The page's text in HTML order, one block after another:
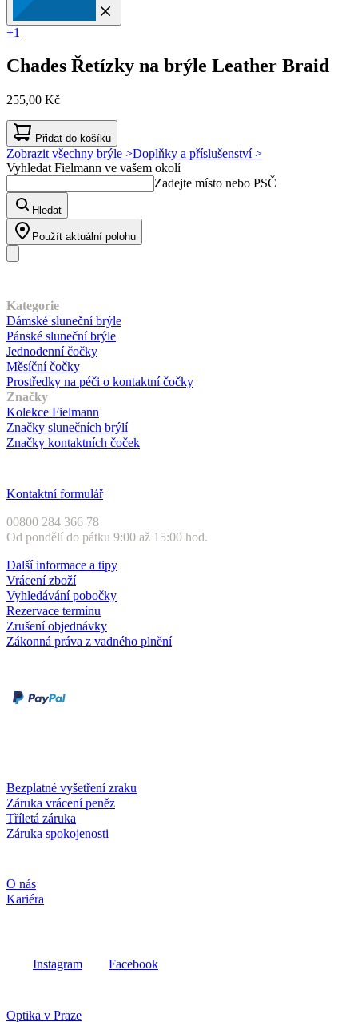
+1
Chades Řetízky na brýle Leather Braid
255,00 Kč
Přidat do košíku
Zobrazit všechny brýle >Doplňky a příslušenství >
Vyhledat Fielmann ve vašem okolí
Zadejte místo nebo PSČ
Hledat
Použít aktuální polohu
Kategorie
Dámské sluneční brýle
Pánské sluneční brýle
Jednodenní čočky
Měsíční čočky
Prostředky na péči o kontaktní čočky
Značky
Kolekce Fielmann
Značky slunečních brýlí
Značky kontaktních čoček
Kontaktní formulář
00800 284 366 78
Od pondělí do pátku 9:00 až 15:00 hod.
Další informace a tipy
Vrácení zboží
Vyhledávání pobočky
Rezervace termínu
Zrušení objednávky
Zákonná práva z vadného plnění
Bezplatné vyšetření zraku
Záruka vrácení peněz
Tříletá záruka
Záruka spokojenosti
O nás
Kariéra
Instagram Facebook
Optika v Praze